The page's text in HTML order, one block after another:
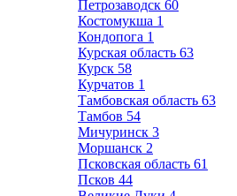
Петрозаводск 60
Костомукша 1
Кондопога 1
Курская область 63
Курск 58
Курчатов 1
Тамбовская область 63
Тамбов 54
Мичуринск 3
Моршанск 2
Псковская область 61
Псков 44